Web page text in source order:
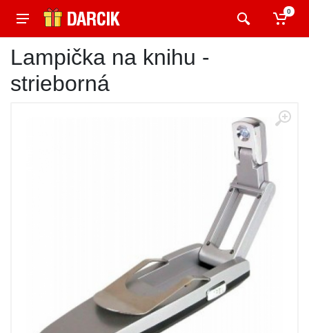
0
Lampička na knihu -
strieborná